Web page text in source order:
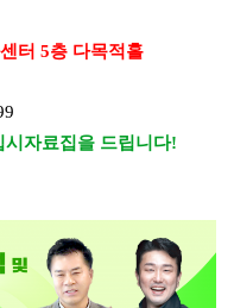
터 5층 다목적홀
자료집을 드립니다!